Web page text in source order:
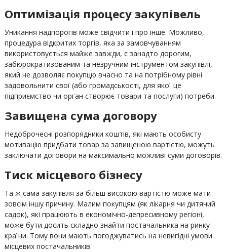
Оптимізація процесу закупівель
Уникання надпорогів може свідчити і про інше. Можливо,
процедура відкритих торгів, яка за замовчуванням
використовується майже завжди, є занадто дорогим,
забюрократизованим та незручним інструментом закупівлі,
який не дозволяє покупцю вчасно та на потрібному рівні
задовольнити свої (або громадськості, для якої це
підприємство чи орган створює товари та послуги) потреби.
Завищена сума договору
Недоброчесні розпорядники коштів, які мають особисту
мотивацію придбати товар за завищеною вартістю, можуть
заключати договори на максимально можливі суми договорів.
Тиск місцевого бізнесу
Та ж сама закупівля за більш високою вартістю може мати
зовсім іншу причину. Малим покупцям (як лікарня чи дитячий
садок), які працюють в економічно-депресивному регіоні,
може бути досить складно знайти постачальника на ринку
країни. Тому вони мають погоджуватись на невигідні умови
місцевих постачальників.